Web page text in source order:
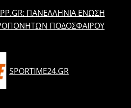
ΠΑΝΕΛΛΉΝΙΑ ΈΝΩΣΗ
ΠΟΔΟΣΦΑΊΡΟΥ
SPORTIME24.GR